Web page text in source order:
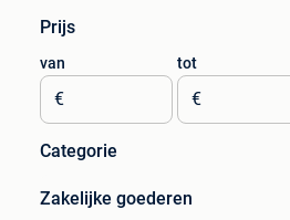
Prijs
van
€
tot
€
Categorie
Zakelijke goederen